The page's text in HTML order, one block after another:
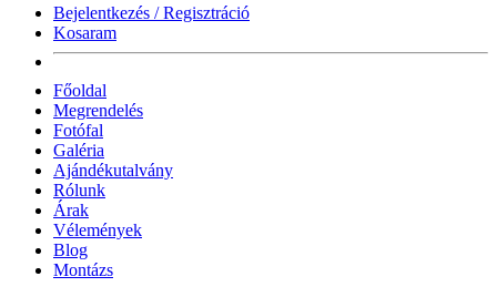
Bejelentkezés / Regisztráció
Kosaram
Főoldal
Megrendelés
Fotófal
Galéria
Ajándékutalvány
Rólunk
Árak
Vélemények
Blog
Montázs